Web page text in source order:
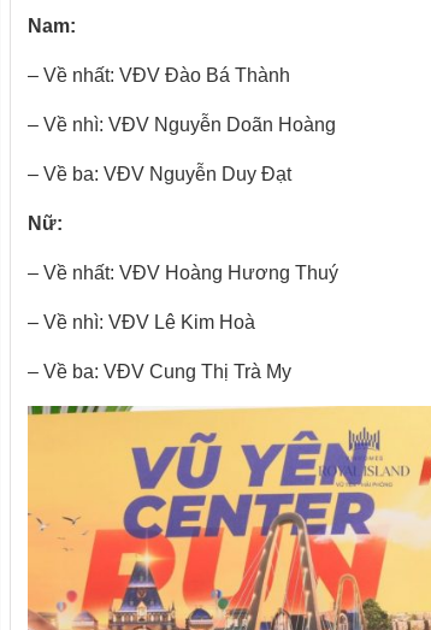
Nam:
– Về nhất: VĐV Đào Bá Thành
– Về nhì: VĐV Nguyễn Doãn Hoàng
– Về ba: VĐV Nguyễn Duy Đạt
Nữ:
– Về nhất: VĐV Hoàng Hương Thuý
– Về nhì: VĐV Lê Kim Hoà
– Về ba: VĐV Cung Thị Trà My